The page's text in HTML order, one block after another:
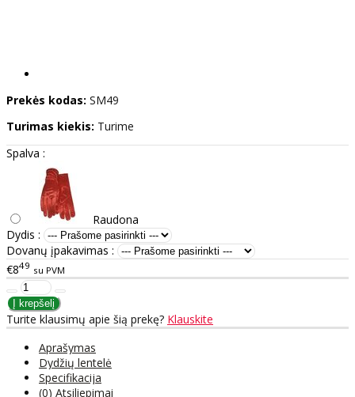
Prekės kodas: SM49
Turimas kiekis: Turime
Spalva :
Raudona
Dydis :
Dovanų įpakavimas :
€849 su PVM
Turite klausimų apie šią prekę? Klauskite
Aprašymas
Dydžių lentelė
Specifikacija
(0) Atsiliepimai